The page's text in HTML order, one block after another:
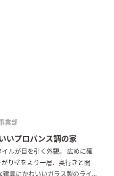
業部
いプロバンス調の家
目を引く外観。 広めに確
り壁をより一層、奥行きと開